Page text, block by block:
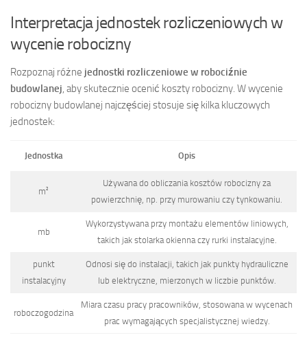
Interpretacja jednostek rozliczeniowych w
wycenie robocizny
Rozpoznaj różne jednostki rozliczeniowe w robociźnie
budowlanej , aby skutecznie ocenić koszty robocizny. W wycenie
robocizny budowlanej najczęściej stosuje się kilka kluczowych
jednostek:
Jednostka Opis
m²
Używana do obliczania kosztów robocizny za
powierzchnię, np. przy murowaniu czy tynkowaniu.
mb
Wykorzystywana przy montażu elementów liniowych,
takich jak stolarka okienna czy rurki instalacyjne.
punkt
instalacyjny
Odnosi się do instalacji, takich jak punkty hydrauliczne
lub elektryczne, mierzonych w liczbie punktów.
roboczogodzina
Miara czasu pracy pracowników, stosowana w wycenach
prac wymagających specjalistycznej wiedzy.